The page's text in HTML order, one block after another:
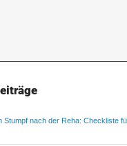
Stumpf nach der Reha: Checkliste